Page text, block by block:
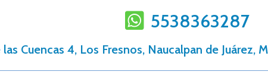
5538363287
las Cuencas 4, Los Fresnos, Naucalpan de Juárez,